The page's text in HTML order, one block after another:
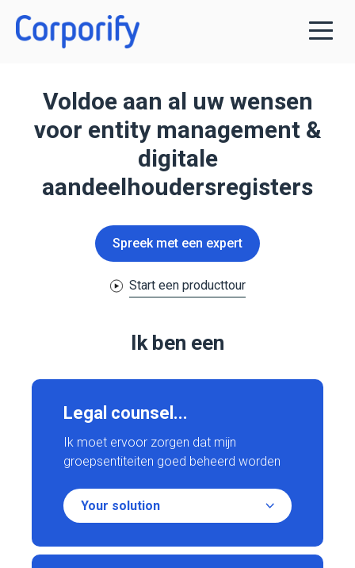
Voldoe aan al uw wensen
voor entity management &
digitale
aandeelhoudersregisters
Spreek met een expert
Start een producttour
Ik ben een
Legal counsel...
Ik moet ervoor zorgen dat mijn
groepsentiteiten goed beheerd worden
Your solution